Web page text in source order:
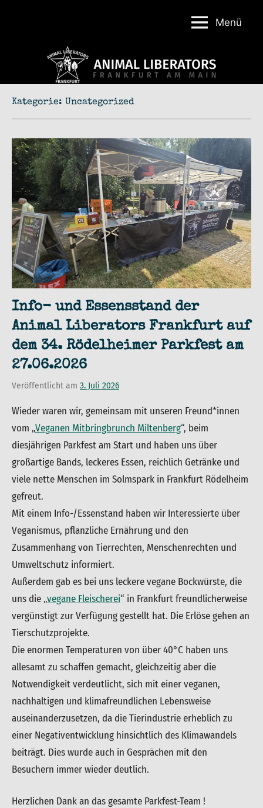
Liberators
Frankfurt
Menü
Kategorie: Uncategorized
Info- und Essensstand der
Animal Liberators Frankfurt auf
dem 34. Rödelheimer Parkfest am
27.06.2026
Veröffentlicht am 3. Juli 2026
Wieder waren wir, gemeinsam mit unseren Freund*innen
vom „Veganen Mitbringbrunch Miltenberg“, beim
diesjährigen Parkfest am Start und haben uns über
großartige Bands, leckeres Essen, reichlich Getränke und
viele nette Menschen im Solmspark in Frankfurt Rödelheim
gefreut.
Mit einem Info-/Essenstand haben wir Interessierte über
Veganismus, pflanzliche Ernährung und den
Zusammenhang von Tierrechten, Menschenrechten und
Umweltschutz informiert.
Außerdem gab es bei uns leckere vegane Bockwürste, die
uns die „vegane Fleischerei“ in Frankfurt freundlicherweise
vergünstigt zur Verfügung gestellt hat. Die Erlöse gehen an
Tierschutzprojekte.
Die enormen Temperaturen von über 40°C haben uns
allesamt zu schaffen gemacht, gleichzeitig aber die
Notwendigkeit verdeutlicht, sich mit einer veganen,
nachhaltigen und klimafreundlichen Lebensweise
auseinanderzusetzen, da die Tierindustrie erheblich zu
einer Negativentwicklung hinsichtlich des Klimawandels
beiträgt. Dies wurde auch in Gesprächen mit den
Besuchern immer wieder deutlich.
Herzlichen Dank an das gesamte Parkfest-Team !